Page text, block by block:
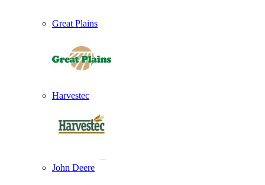
Great Plains
Harvestec
John Deere